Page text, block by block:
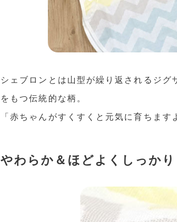
シェブロンとは山型が繰り返されるジ
をもつ伝統的な柄。
「赤ちゃんがすくすくと元気に育ちま
やわらか＆ほどよくしっかり